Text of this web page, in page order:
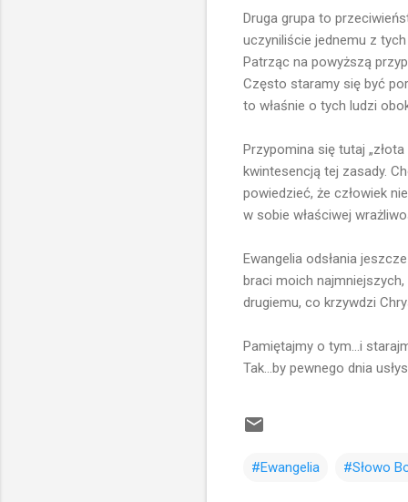
Druga grupa to
uczyniliście jednemu z
Patrząc na powyższą
Często staramy się być
to właśnie o tych ludzi
Przypomina się tutaj
kwintesencją tej zasady.
powiedzieć, że człowiek
w sobie właściwej
Ewangelia odsłania
braci moich najmniejszych,
drugiemu, co krzywdzi
Pamiętajmy o tym...i
Tak...by pewnego dnia
#Ewangelia #Słowo